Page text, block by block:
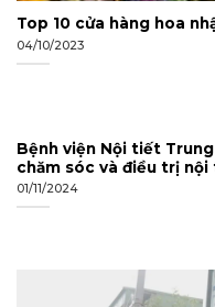
Top 10 cửa hàng hoa
04/10/2023
Bệnh viện Nội tiết
chăm sóc và điều trị
01/11/2024